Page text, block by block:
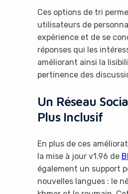
Ces options de tri
utilisateurs de
expérience et de se
réponses qui les
améliorant ainsi la
pertinence des
Un Réseau
Plus Inclusif
En plus de ces
la mise à jour v1.96 de
également un support
nouvelles langues : le